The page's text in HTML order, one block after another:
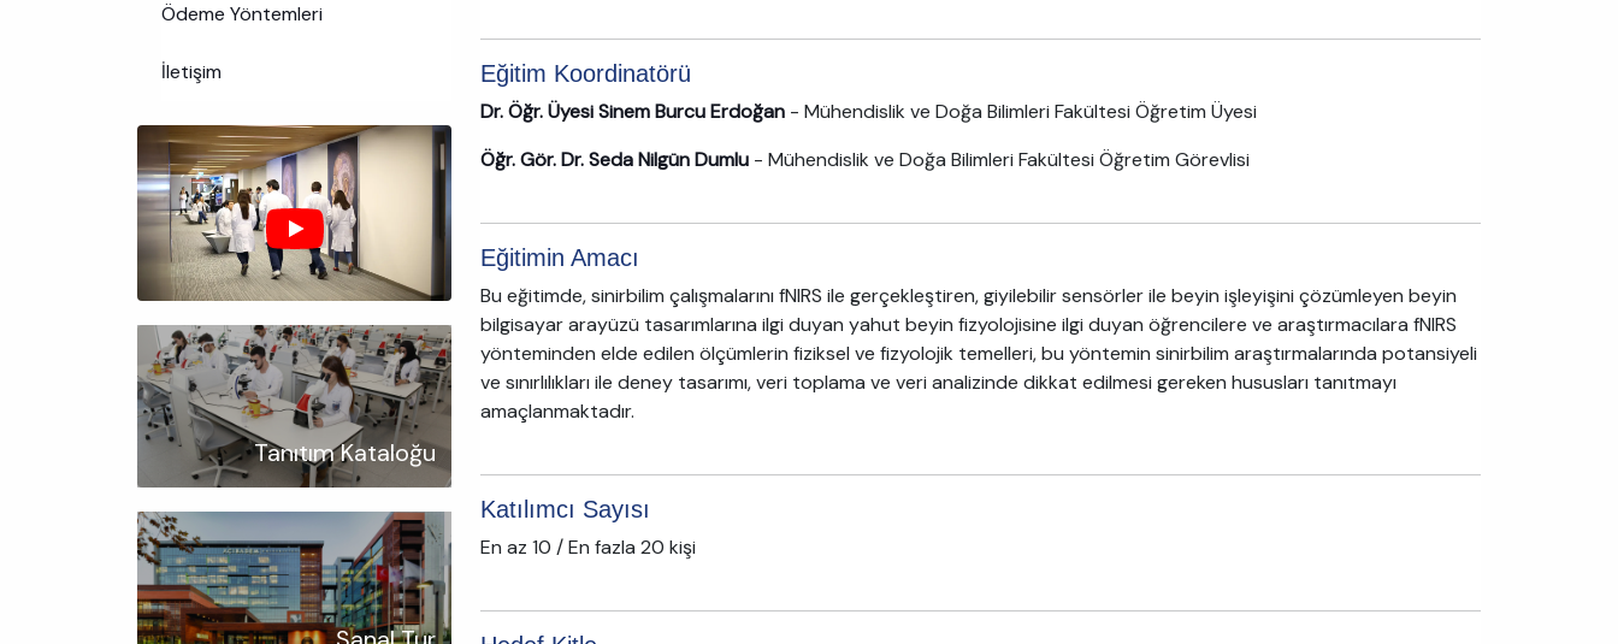
Ödeme Yöntemleri
İletişim
Tanıtım Kataloğu
Eğitim Koordinatörü
Dr. Öğr. Üyesi Sinem Burcu Erdoğan - Mühendislik ve Doğa Bilimleri Fakültesi Öğretim Üyesi
Öğr. Gör. Dr. Seda Nilgün Dumlu - Mühendislik ve Doğa Bilimleri Fakültesi Öğretim Görevlisi
Eğitimin Amacı
Bu eğitimde, sinirbilim çalışmalarını fNIRS ile gerçekleştiren, giyilebilir sensörler ile beyin işleyişini çözümleyen beyin
bilgisayar arayüzü tasarımlarına ilgi duyan yahut beyin fizyolojisine ilgi duyan öğrencilere ve araştırmacılara fNIRS
yönteminden elde edilen ölçümlerin fiziksel ve fizyolojik temelleri, bu yöntemin sinirbilim araştırmalarında potansiyeli
ve sınırlılıkları ile deney tasarımı, veri toplama ve veri analizinde dikkat edilmesi gereken hususları tanıtmayı
amaçlanmaktadır.
Katılımcı Sayısı
En az 10 / En fazla 20 kişi